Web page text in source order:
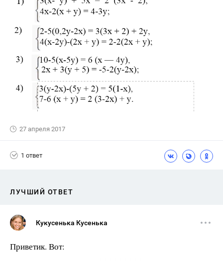
27 апреля 2017
1 ответ
ЛУЧШИЙ ОТВЕТ
Кукусенька Кусенька
Приветик. Вот: